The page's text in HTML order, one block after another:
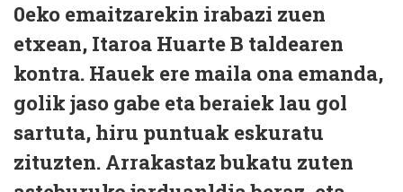
0eko emaitzarekin irabazi zuen
etxean, Itaroa Huarte B taldearen
kontra. Hauek ere maila ona emanda,
golik jaso gabe eta beraiek lau gol
sartuta, hiru puntuak eskuratu
zituzten. Arrakastaz bukatu zuten